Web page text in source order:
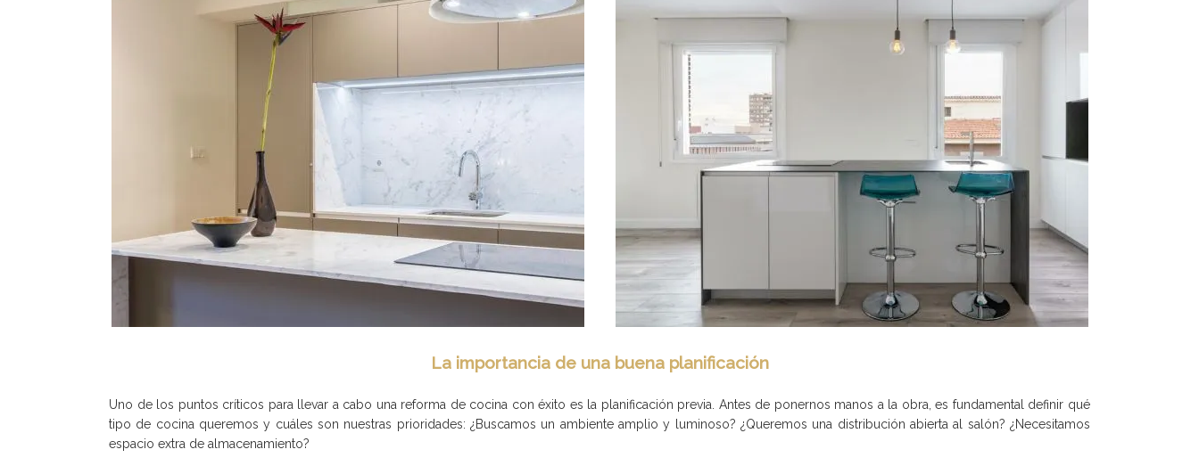
La importancia de una buena planificación
Uno de los puntos críticos para llevar a cabo una reforma de cocina con éxito es la planificación previa. Antes de ponernos manos a la obra, es fundamental definir qué
tipo de cocina queremos y cuáles son nuestras prioridades: ¿Buscamos un ambiente amplio y luminoso? ¿Queremos una distribución abierta al salón? ¿Necesitamos
espacio extra de almacenamiento?